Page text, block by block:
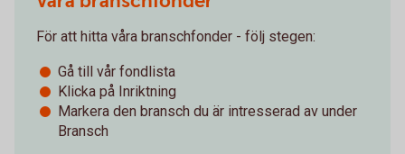
För att hitta våra branschfonder - följ stegen:
Gå till vår fondlista
Klicka på Inriktning
Markera den bransch du är intresserad av under
Bransch